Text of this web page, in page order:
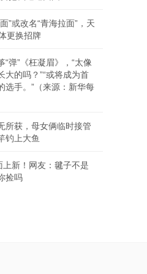
”或改名“青海拉面”，天
更换招牌
“弹”《枉凝眉》，“太像
大的吗？”“或将成为首
选手。”（来源：新华每
所获，母女俩临时接管
钓上大鱼
上新！网友：毽子不是
捡吗